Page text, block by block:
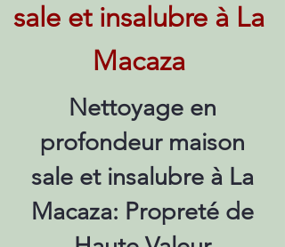
sale et insalubre à La
Macaza
Nettoyage en
profondeur maison
sale et insalubre à La
Macaza: Propreté de